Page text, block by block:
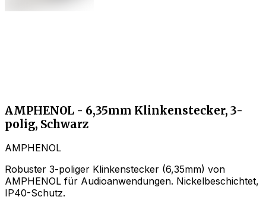
AMPHENOL - 6,35mm Klinkenstecker, 3-
polig, Schwarz
AMPHENOL
Robuster 3-poliger Klinkenstecker (6,35mm) von
AMPHENOL für Audioanwendungen. Nickelbeschichtet,
IP40-Schutz.